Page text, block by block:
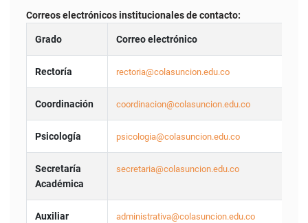
Correos electrónicos institucionales de contacto:
Grado Correo electrónico
Rectoría rectoria@colasuncion.edu.co
Coordinación coordinacion@colasuncion.edu.co
Psicología psicologia@colasuncion.edu.co
Secretaría
Académica
secretaria@colasuncion.edu.co
Auxiliar
administrativa@colasuncion.edu.co